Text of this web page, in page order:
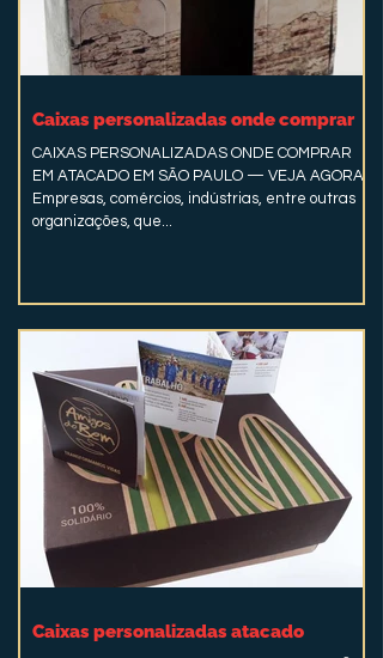
Caixas personalizadas onde comprar
CAIXAS PERSONALIZADAS ONDE COMPRAR
EM ATACADO EM SÃO PAULO — VEJA AGORA!
Empresas, comércios, indústrias, entre outras
organizações, que...
Caixas personalizadas atacado